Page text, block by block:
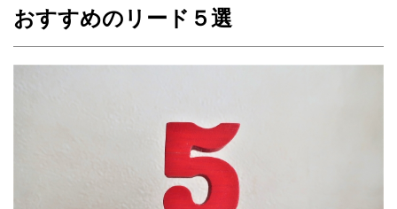
おすすめのリード５選